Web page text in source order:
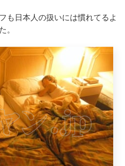
も日本人の扱いには慣れてるよ
。